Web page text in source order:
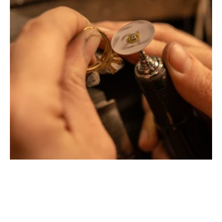
Montbrison, Lyon, Paris
Philippe & mathieu tournaire
Creative jewelers, revolutionize the codes of traditional
Jewellery with unusual shapes and colors. Beyond
fashion, Tournaire has forged its style of character and
elevation by drawing on its travels and encounters.
La Maison Tournaire opened its doors in 1984 in
Montbrison, France, and today offers its jewelry in